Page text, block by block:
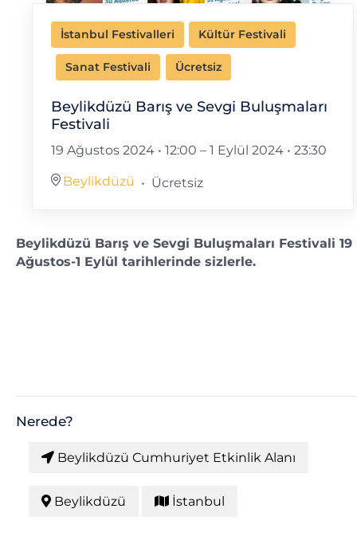
İstanbul Festivalleri Kültür Festivali
Sanat Festivali Ücretsiz
Beylikdüzü Barış ve Sevgi Buluşmaları
Festivali
19 Ağustos 2024 • 12:00 – 1 Eylül 2024 • 23:30
Beylikdüzü Ücretsiz
Beylikdüzü Barış ve Sevgi Buluşmaları Festivali 19
Ağustos-1 Eylül tarihlerinde sizlerle.
Nerede?
Beylikdüzü Cumhuriyet Etkinlik Alanı
Beylikdüzü İstanbul